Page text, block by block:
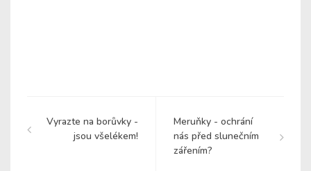
Vyrazte na borůvky -
jsou všelékem!
Meruňky - ochrání
nás před slunečním
zářením?